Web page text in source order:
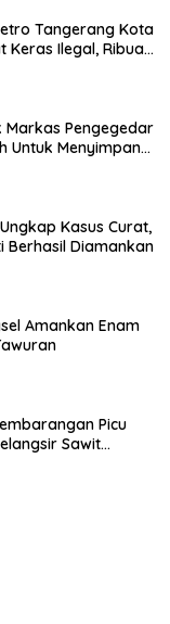
Tangerang Kota
Keras Ilegal, Ribuan
Markas Pengegedar
Untuk Menyimpan
Kasus Curat,
Berhasil Diamankan
Amankan Enam
Picu
Sawit